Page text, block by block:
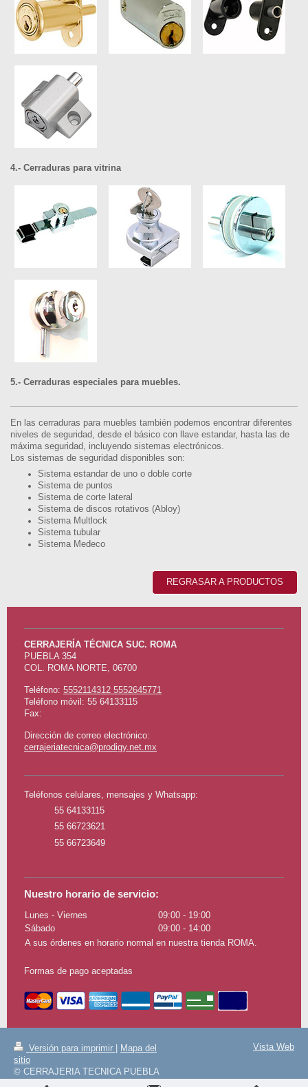
4.- Cerraduras para vitrina
5.- Cerraduras especiales para muebles.
En las cerraduras para muebles también podemos encontrar diferentes
niveles de seguridad, desde el básico con llave estandar, hasta las de
máxima seguridad, incluyendo sistemas electrónicos.
Los sistemas de seguridad disponibles son:
Sistema estandar de uno o doble corte
Sistema de puntos
Sistema de corte lateral
Sistema de discos rotativos (Abloy)
Sistema Multlock
Sistema tubular
Sistema Medeco
REGRASAR A PRODUCTOS
CERRAJERÍA TÉCNICA SUC. ROMA
PUEBLA 354
COL. ROMA NORTE
06700
Teléfono: 5552114312 5552645771
Teléfono móvil: 55 64133115
Fax:
Dirección de correo electrónico:
cerrajeriatecnica@prodigy.net.mx
Teléfonos celulares, mensajes y Whatsapp:
55 64133115
55 66723621
55 66723649
Nuestro horario de servicio:
Lunes - Viernes 09:00 - 19:00
Sábado
09:00 - 14:00
A sus órdenes en horario normal en nuestra tienda ROMA.
Formas de pago aceptadas
Versión para imprimir
Mapa del
sitio
© CERRAJERIA TECNICA PUEBLA
354 06700 MEXICO D. F. TEL.
Vista Web